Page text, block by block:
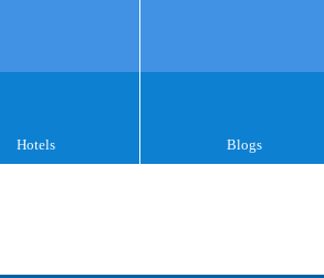
Hotels Blogs